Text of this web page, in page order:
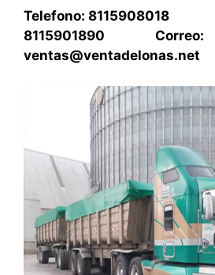
Telefono: 8115908018
8115901890 Correo:
ventas@ventadelonas.net